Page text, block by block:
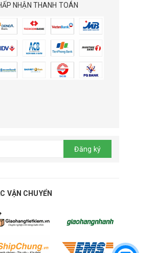
NHẬN THANH TOÁN
Đăng ký
VẬN CHUYỂN